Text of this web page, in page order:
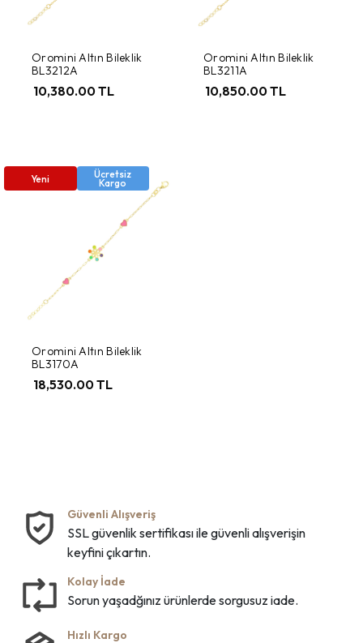
Oromini Altın Bileklik
BL3212A
10,380.00 TL
Oromini Altın Bileklik
BL3211A
10,850.00 TL
Yeni Ücretsiz
Kargo
Oromini Altın Bileklik
BL3170A
18,530.00 TL
Güvenli Alışveriş
SSL güvenlik sertifikası ile güvenli alışverişin
keyfini çıkartın.
Kolay İade
Sorun yaşadğınız ürünlerde sorgusuz iade.
Hızlı Kargo